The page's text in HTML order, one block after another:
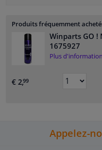
Produits fréquemment
Winparts GO
1675927
Plus
€ 2,99
Appelez-